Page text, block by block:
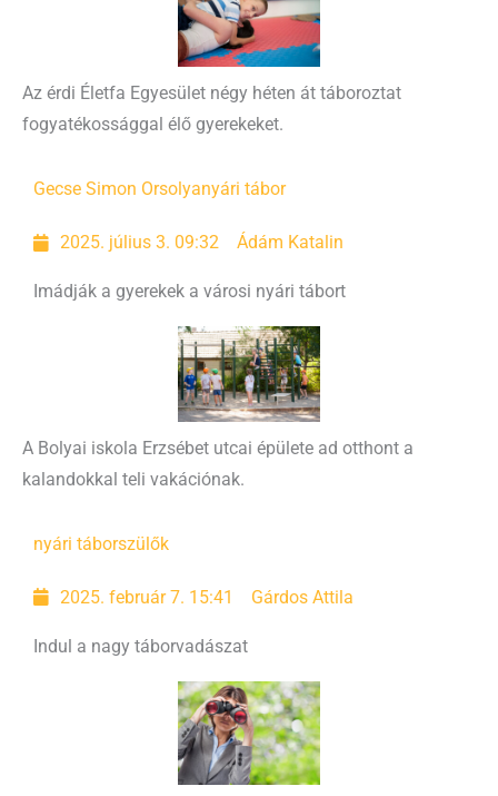
Az érdi Életfa Egyesület négy héten át táboroztat
fogyatékossággal élő gyerekeket.
Gecse Simon Orsolyanyári tábor
2025. július 3. 09:32 Ádám Katalin
Imádják a gyerekek a városi nyári tábort
A Bolyai iskola Erzsébet utcai épülete ad otthont a
kalandokkal teli vakációnak.
nyári táborszülők
2025. február 7. 15:41 Gárdos Attila
Indul a nagy táborvadászat